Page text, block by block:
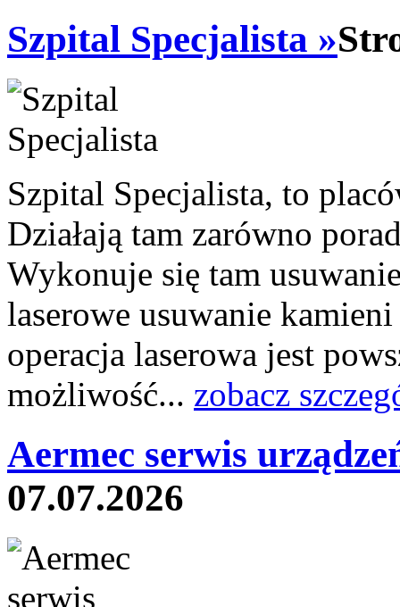
Szpital Specjalista »
Szpital Specjalista, to
Działają tam zarówno
Wykonuje się tam
laserowe usuwanie
operacja laserowa jest
możliwość... zobacz
Aermec serwis
07.07.2026